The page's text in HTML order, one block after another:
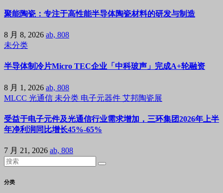
聚能陶瓷：专注于高性能半导体陶瓷材料的研发与制造
8 月 8, 2026 ab, 808
未分类
半导体制冷片Micro TEC企业「中科玻声」完成A+轮融资
8 月 1, 2026 ab, 808
MLCC 光通信 未分类 电子元器件 艾邦陶瓷展
受益于电子元件及光通信行业需求增加，三环集团2026年上半
年净利润同比增长45%-65%
7 月 21, 2026 ab, 808
分类